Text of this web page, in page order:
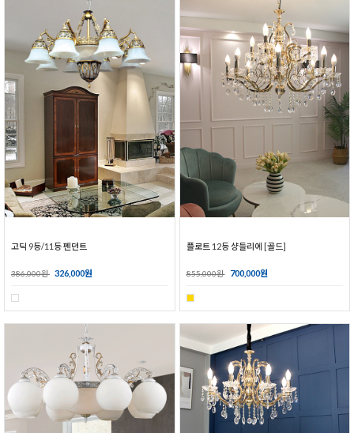
고딕 9등/11등 펜던트
386,000원 326,000원
플로트 12등 샹들리에 [골드]
855,000원 700,000원